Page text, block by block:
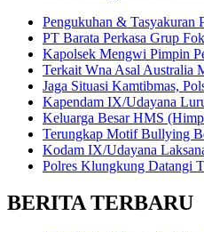
Pengukuhan & Tasyakuran
PT Barata Perkasa Grup
Kapolsek Mengwi Pimpin
Terkait Wna Asal Australia
Jaga Situasi Kamtibmas,
Kapendam IX/Udayana
Keluarga Besar HMS
Terungkap Motif Bullying
Kodam IX/Udayana
Polres Klungkung Datangi
BERITA TERBARU